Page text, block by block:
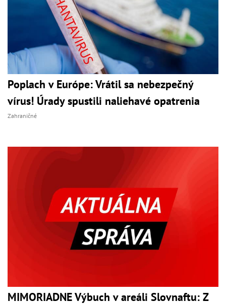
Poplach v Európe: Vrátil sa nebezpečný
vírus! Úrady spustili naliehavé opatrenia
Zahraničné
MIMORIADNE Výbuch v areáli Slovnaftu: Z